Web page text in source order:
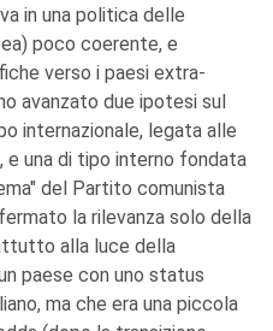
in una politica delle
poco coerente, e
verso i paesi extra-
avanzato due ipotesi sul
internazionale, legata alle
e una di tipo interno fondata
del Partito comunista
la rilevanza solo della
alla luce della
paese con uno status
ma che era una piccola